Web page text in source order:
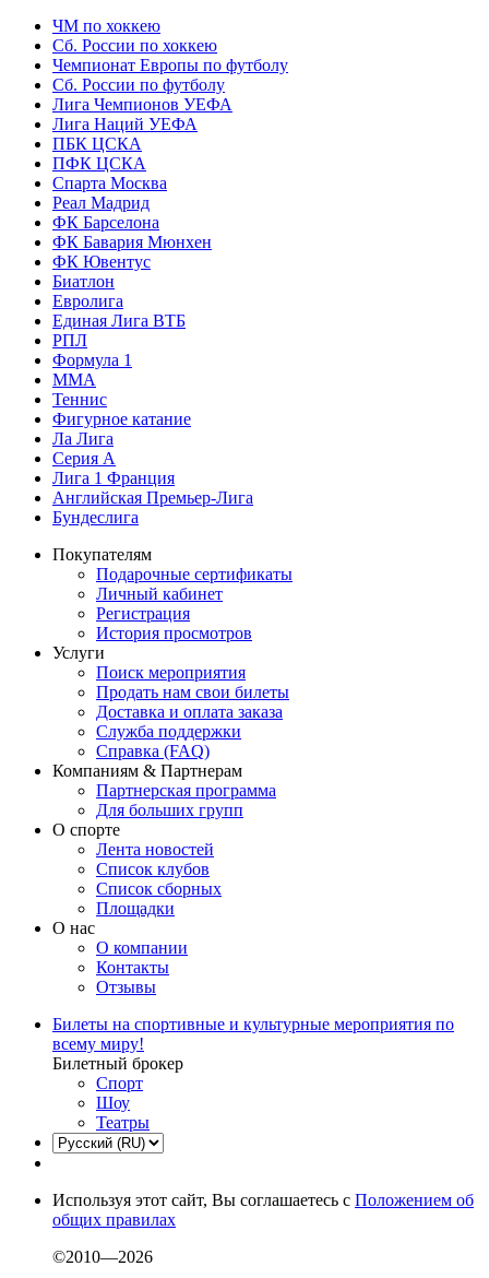
ЧМ по хоккею
Сб. России по хоккею
Чемпионат Европы по футболу
Сб. России по футболу
Лига Чемпионов УЕФА
Лига Наций УЕФА
ПБК ЦСКА
ПФК ЦСКА
Спарта Москва
Реал Мадрид
ФК Барселона
ФК Бавария Мюнхен
ФК Ювентус
Биатлон
Евролига
Единая Лига ВТБ
РПЛ
Формула 1
MMA
Теннис
Фигурное катание
Ла Лига
Серия А
Лига 1 Франция
Английская Премьер-Лига
Бундеслига
Покупателям
Подарочные сертификаты
Личный кабинет
Регистрация
История просмотров
Услуги
Поиск мероприятия
Продать нам свои билеты
Доставка и оплата заказа
Служба поддержки
Справка (FAQ)
Компаниям & Партнерам
Партнерская программа
Для больших групп
О спорте
Лента новостей
Список клубов
Список сборных
Площадки
О нас
О компании
Контакты
Отзывы
Билеты на спортивные и культурные мероприятия по
всему миру!
Билетный брокер
Спорт
Шоу
Театры
Используя этот сайт, Вы соглашаетесь с Положением об
общих правилах
©2010—2026